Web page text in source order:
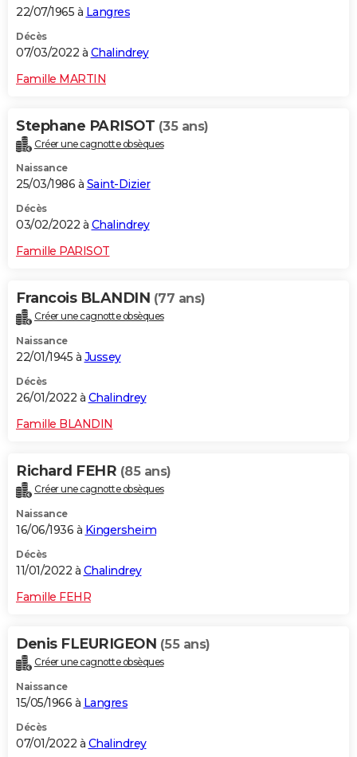
22/07/1965 à Langres
Décès
07/03/2022 à Chalindrey
Famille MARTIN
Stephane PARISOT (35 ans)
Créer une cagnotte obsèques
Naissance
25/03/1986 à Saint-Dizier
Décès
03/02/2022 à Chalindrey
Famille PARISOT
Francois BLANDIN (77 ans)
Créer une cagnotte obsèques
Naissance
22/01/1945 à Jussey
Décès
26/01/2022 à Chalindrey
Famille BLANDIN
Richard FEHR (85 ans)
Créer une cagnotte obsèques
Naissance
16/06/1936 à Kingersheim
Décès
11/01/2022 à Chalindrey
Famille FEHR
Denis FLEURIGEON (55 ans)
Créer une cagnotte obsèques
Naissance
15/05/1966 à Langres
Décès
07/01/2022 à Chalindrey